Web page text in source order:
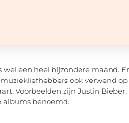
een heel bijzondere maand.
ook verwend
Voorbeelden zijn Justin Bieber,
albums benoemd.